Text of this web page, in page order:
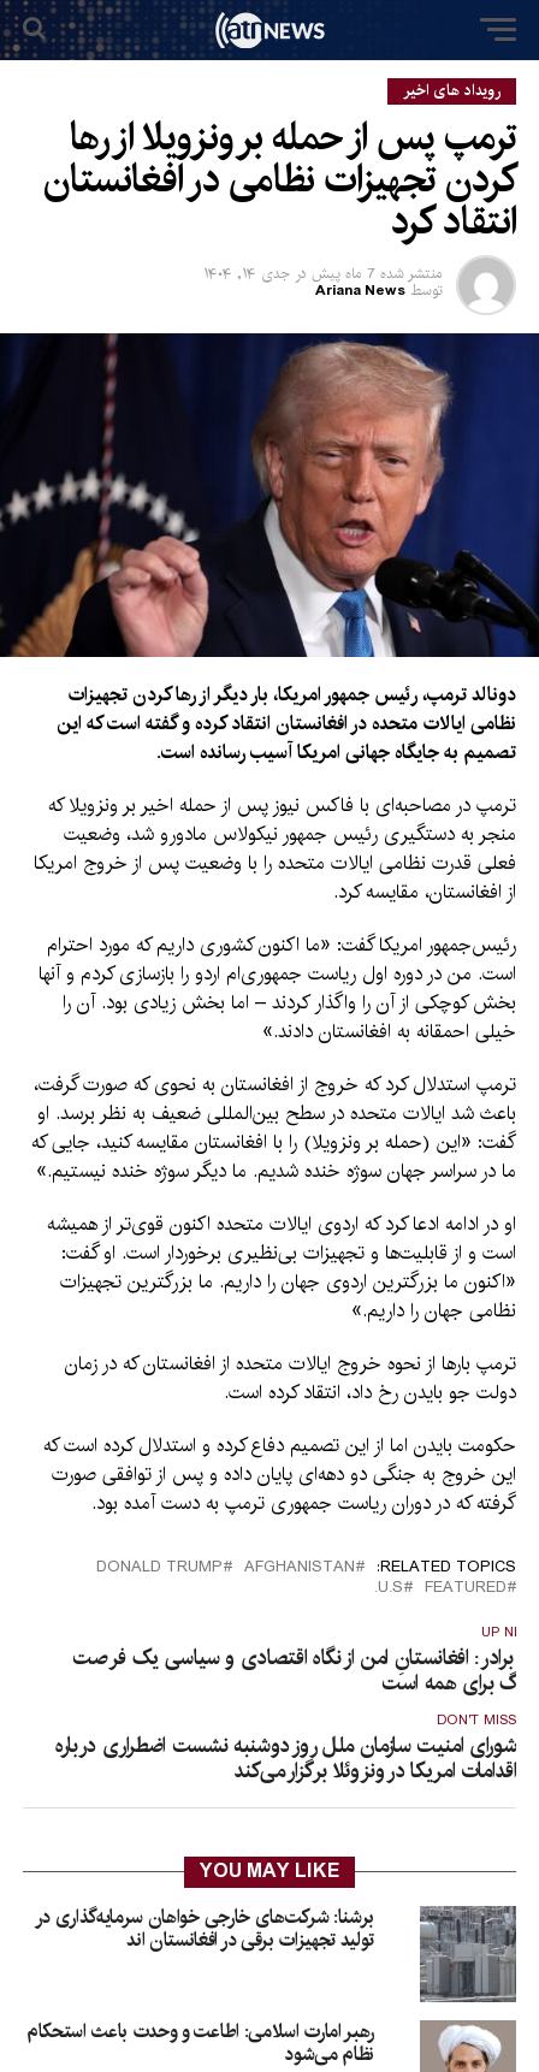
رویداد های اخیر
ترمپ پس از حمله بر ونزویلا از رها
کردن تجهیزات نظامی در افغانستان
انتقاد کرد
منتشر شده 7 ماه پیش در جدی ۱۴, ۱۴۰۴
توسط Ariana News
دونالد ترمپ، رئیس جمهور امریکا، بار دیگر از رها کردن تجهیزات
نظامی ایالات متحده در افغانستان انتقاد کرده و گفته است که این
تصمیم به جایگاه جهانی امریکا آسیب رسانده است.
ترمپ در مصاحبه‌ای با فاکس نیوز پس از حمله اخیر بر ونزویلا که
منجر به دستگیری رئیس جمهور نیکولاس مادورو شد، وضعیت
فعلی قدرت نظامی ایالات متحده را با وضعیت پس از خروج امریکا
از افغانستان، مقایسه کرد.
رئیس‌جمهور امریکا گفت: «ما اکنون کشوری داریم که مورد احترام
است. من در دوره اول ریاست جمهوری‌ام اردو را بازسازی کردم و آنها
بخش کوچکی از آن را واگذار کردند – اما بخش زیادی بود. آن را
خیلی احمقانه به افغانستان دادند.»
ترمپ استدلال کرد که خروج از افغانستان به نحوی که صورت گرفت،
باعث شد ایالات متحده در سطح بین‌المللی ضعیف به نظر برسد. او
گفت: «این (حمله بر ونزویلا) را با افغانستان مقایسه کنید، جایی که
ما در سراسر جهان سوژه خنده شدیم. ما دیگر سوژه خنده نیستیم.»
او در ادامه ادعا کرد که اردوی ایالات متحده اکنون قوی‌تر از همیشه
است و از قابلیت‌ها و تجهیزات بی‌نظیری برخوردار است. او گفت:
«اکنون ما بزرگترین اردوی جهان را داریم. ما بزرگترین تجهیزات
نظامی جهان را داریم.»
ترمپ بارها از نحوه خروج ایالات متحده از افغانستان که در زمان
دولت جو بایدن رخ داد، انتقاد کرده است.
حکومت بایدن اما از این تصمیم دفاع کرده و استدلال کرده است که
این خروج به جنگی دو دهه‌ای پایان داده و پس از توافقی صورت
گرفته که در دوران ریاست جمهوری ترمپ به دست آمده بود.
RELATED TOPICS:
AFGHANISTAN
DONALD TRUMP
FEATURED
U.S.
UP
برادر: افغانستانِ امن از نگاه اقتصادی و سیاسی یک فرصت
برای همه است
DON'T MISS
شورای امنیت سازمان ملل روز دوشنبه نشست اضطراری درباره
اقدامات امریکا در ونزوئلا برگزار می‌کند
YOU MAY LIKE
برشنا: شرکت‌های خارجی خواهان سرمایه‌گذاری در
تولید تجهیزات برقی در افغانستان‌ اند
رهبر امارت اسلامی: اطاعت و وحدت باعث استحکام
نظام می‌شود